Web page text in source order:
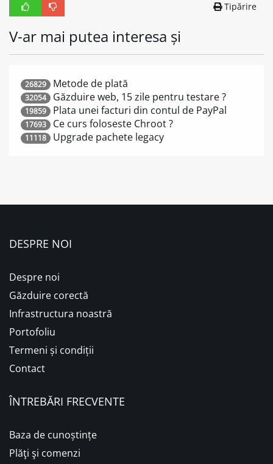
Tipărire
V-ar mai putea interesa și
26829 Metode de plată
32054 Găzduire web, 15 zile pentru testare ?
19859 Plata unei facturi din contul de PayPal
17693 Ce curs foloseste Chroot ?
11118 Upgrade pachete legacy
DESPRE NOI
Despre noi
Găzduire corectă
Infrastructura noastră
Portofoliu
Termeni și condiții
Contact
ÎNTREBĂRI FRECVENTE
Baza de cunoștințe
Plăţi şi comenzi